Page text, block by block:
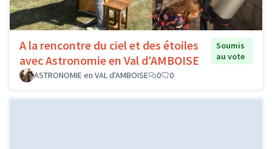
A la rencontre du ciel et des étoiles
avec Astronomie en Val d’AMBOISE
Soumis
au vote
ASTRONOMIE en VAL d'AMBOISE
0 0